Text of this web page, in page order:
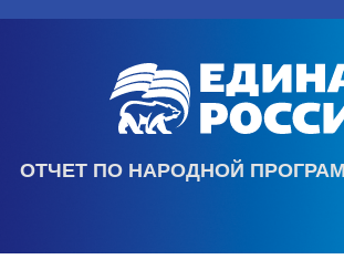
ОТЧЕТ ПО НАРОДНОЙ